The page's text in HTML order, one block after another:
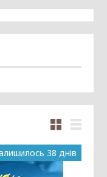
38 днів